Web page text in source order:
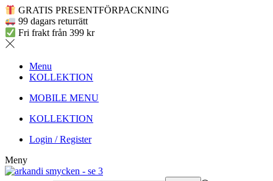
GRATIS PRESENTFÖRPACKNING
99 dagars returrätt
Fri frakt från 399 kr
Menu
KOLLEKTION
MOBILE MENU
KOLLEKTION
Login / Register
Meny